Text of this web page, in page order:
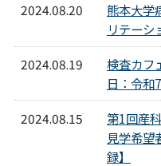
2024.08.20
熊本大学
リテーシ
2024.08.19
検査カフ
日：令和
2024.08.15
第1回産
見学希望
録】